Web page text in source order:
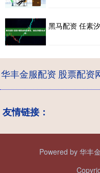
黑马配资 任素
华丰金服配资 股票配资
友情链接：
Powered by 华丰